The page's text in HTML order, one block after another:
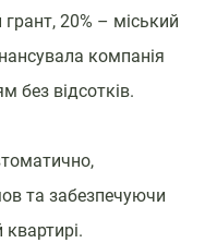
20% – міський
компанія
без відсотків.
та забезпечуючи